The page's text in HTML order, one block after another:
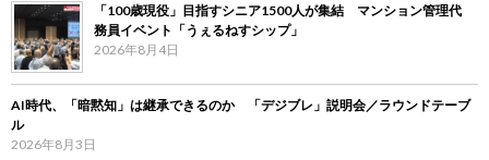
「100歳現役」目指すシニア1500人が集結 マンション管理代
務員イベント「うぇるねすシップ」
2026年8月4日
AI時代、「暗黙知」は継承できるのか 「デジブレ」説明会／ラウンドテーブ
ル
2026年8月3日